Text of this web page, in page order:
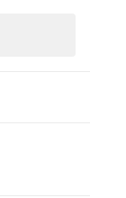
til barn